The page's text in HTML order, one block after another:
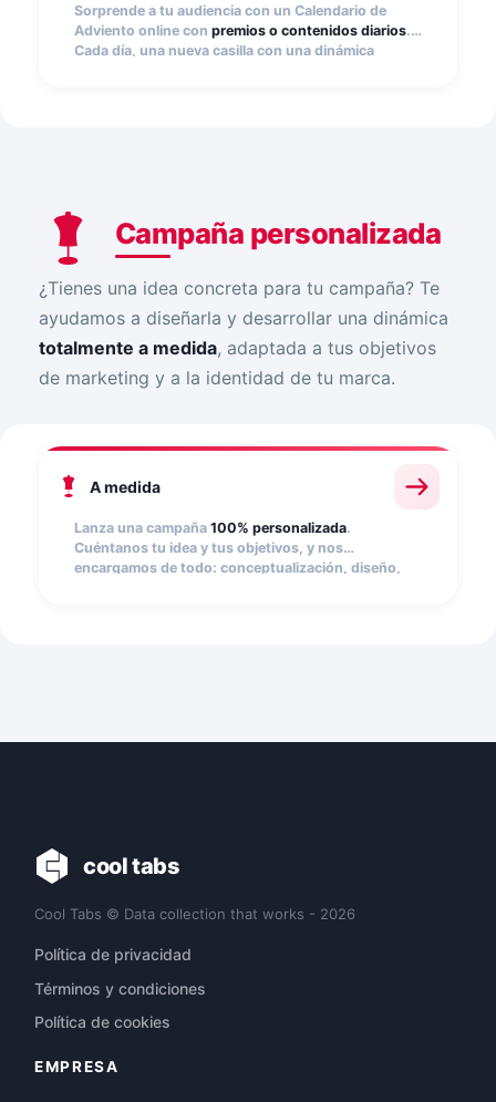
Sorprende a tu audiencia con un Calendario de
Adviento online con premios o contenidos diarios.
Cada día, una nueva casilla con una dinámica
Campaña personalizada
¿Tienes una idea concreta para tu campaña? Te
ayudamos a diseñarla y desarrollar una dinámica
totalmente a medida, adaptada a tus objetivos
de marketing y a la identidad de tu marca.
A medida
Lanza una campaña 100% personalizada.
Cuéntanos tu idea y tus objetivos, y nos
encargamos de todo: conceptualización, diseño,
cool tabs
Cool Tabs © Data collection that works - 2026
Política de privacidad
Términos y condiciones
Política de cookies
EMPRESA